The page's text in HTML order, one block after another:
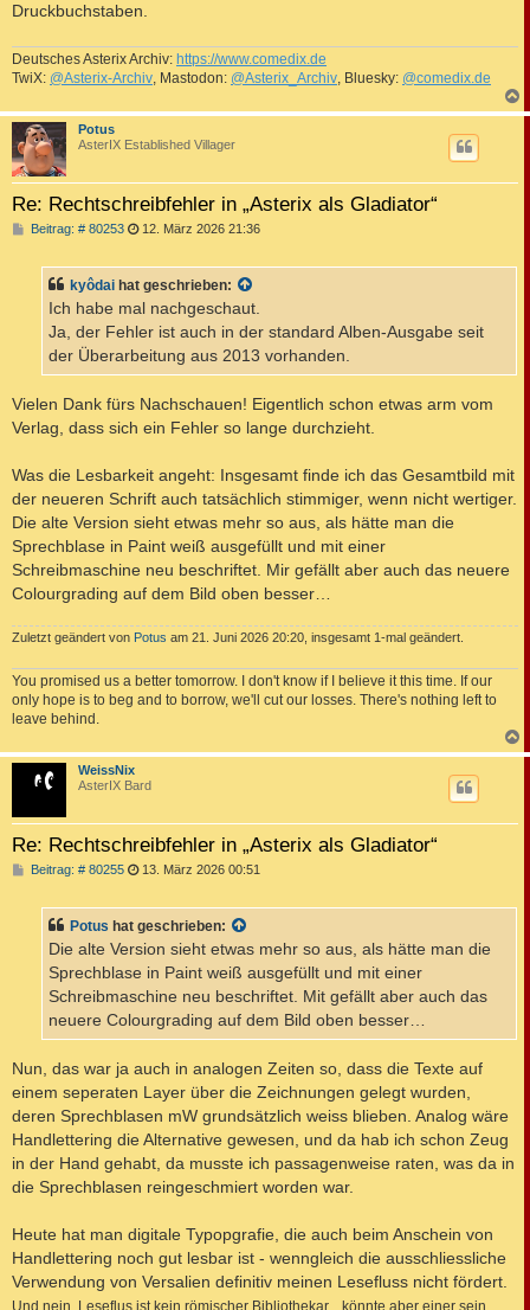
Druckbuchstaben.
Deutsches Asterix Archiv: https://www.comedix.de
TwiX: @Asterix-Archiv, Mastodon: @Asterix_Archiv, Bluesky: @comedix.de
a
Potus
AsterIX Established Villager
Re: Rechtschreibfehler in „Asterix als Gladiator“
Beitrag: # 80253B
r
a
12. März 2026 21:36
kyôdai hat geschrieben:
Ich habe mal nachgeschaut.
Ja, der Fehler ist auch in der standard Alben-Ausgabe seit
der Überarbeitung aus 2013 vorhanden.
Vielen Dank fürs Nachschauen! Eigentlich schon etwas arm vom
Verlag, dass sich ein Fehler so lange durchzieht.
Was die Lesbarkeit angeht: Insgesamt finde ich das Gesamtbild mit
der neueren Schrift auch tatsächlich stimmiger, wenn nicht wertiger.
Die alte Version sieht etwas mehr so aus, als hätte man die
Sprechblase in Paint weiß ausgefüllt und mit einer
Schreibmaschine neu beschriftet. Mir gefällt aber auch das neuere
Colourgrading auf dem Bild oben besser…
Zuletzt geändert von Potus am 21. Juni 2026 20:20, insgesamt 1-mal geändert.
You promised us a better tomorrow. I don't know if I believe it this time. If our
only hope is to beg and to borrow, we'll cut our losses. There's nothing left to
leave behind.
a
WeissNix
AsterIX Bard
Re: Rechtschreibfehler in „Asterix als Gladiator“
Beitrag: # 80255B
r
a
13. März 2026 00:51
Potus hat geschrieben:
Die alte Version sieht etwas mehr so aus, als hätte man die
Sprechblase in Paint weiß ausgefüllt und mit einer
Schreibmaschine neu beschriftet. Mit gefällt aber auch das
neuere Colourgrading auf dem Bild oben besser…
Nun, das war ja auch in analogen Zeiten so, dass die Texte auf
einem seperaten Layer über die Zeichnungen gelegt wurden,
deren Sprechblasen mW grundsätzlich weiss blieben. Analog wäre
Handlettering die Alternative gewesen, und da hab ich schon Zeug
in der Hand gehabt, da musste ich passagenweise raten, was da in
die Sprechblasen reingeschmiert worden war.
Heute hat man digitale Typopgrafie, die auch beim Anschein von
Handlettering noch gut lesbar ist - wenngleich die ausschliessliche
Verwendung von Versalien definitiv meinen Lesefluss nicht fördert.
Und nein, Leseflus ist kein römischer Bibliothekar... könnte aber einer sein.